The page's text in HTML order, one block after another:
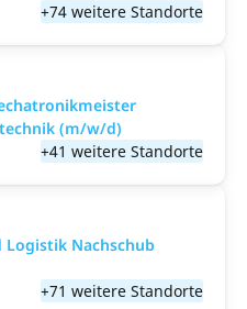
+74 weitere Standorte
(m/w/d)
+41 weitere Standorte
Nachschub
+71 weitere Standorte